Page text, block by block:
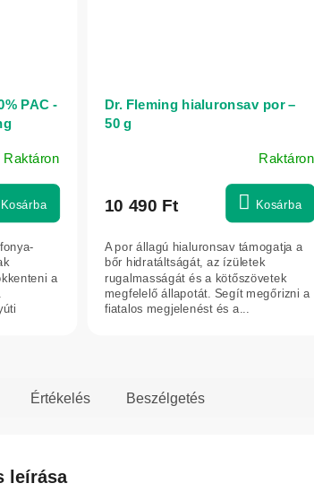
PAC -
Raktáron
Kosárba
a
Dr. Fleming hialuronsav por –
50 g
Raktáron
10 490 Ft Kosárba
A por állagú hialuronsav támogatja a
bőr hidratáltságát, az ízületek
rugalmasságát és a kötőszövetek
megfelelő állapotát. Segít megőrizni a
fiatalos megjelenést és a...
Értékelés Beszélgetés
leírása